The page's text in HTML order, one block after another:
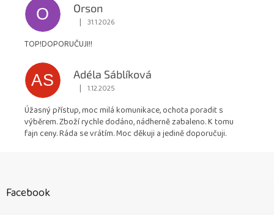
O
Orson
Hodnocení obchodu je 5 z 5 hvězdiček.
| 31.1.2026
TOP!DOPORUČUJI!!
AS
Adéla Sáblíková
Hodnocení obchodu je 5 z 5 hvězdiček.
| 1.12.2025
Úžasný přístup, moc milá komunikace, ochota poradit s
výběrem. Zboží rychle dodáno, nádherně zabaleno. K tomu
fajn ceny. Ráda se vrátím. Moc děkuji a jedině doporučuji.
Facebook